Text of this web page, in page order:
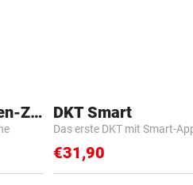
Esschert Kinder Garten-Zubehör DKT Smart
Das erste DKT mit Smart-
€31,90